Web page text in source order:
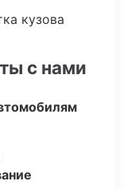
кузова
с нами